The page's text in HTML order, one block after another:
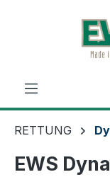
Zum Hauptinhalt
RETTUNG
EWS